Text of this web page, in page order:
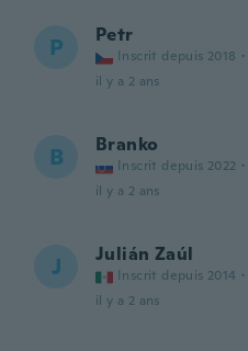
P Petr
Inscrit depuis 2018 ·
il y a 2 ans
B Branko
Inscrit depuis 2022 ·
il y a 2 ans
J Julián Zaúl
Inscrit depuis 2014 ·
il y a 2 ans